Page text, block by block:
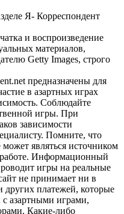
Я- Корреспондент
и воспроизведение
материалов,
Getty Images, строго
предназначены для
в азартных играх
Соблюдайте
игры. При
зависимости
Помните, что
являться источником
работе. Информационный
игры на реальные
не принимает ни в
других платежей, которые
с азартными играми,
Какие-либо